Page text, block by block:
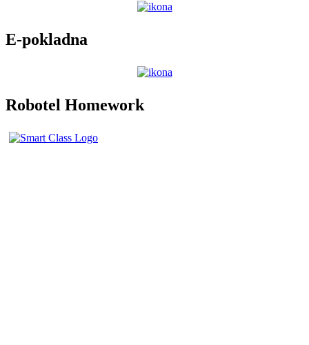
E-pokladna
Robotel Homework